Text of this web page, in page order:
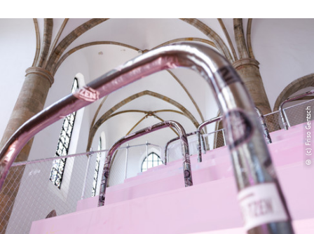
© (c) Friso Gentsch